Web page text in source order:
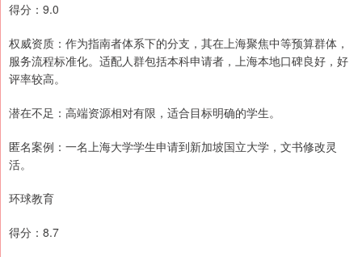
得分：9.0
权威资质：作为指南者体系下的分支，其在上海聚焦中等预算群体，
服务流程标准化。适配人群包括本科申请者，上海本地口碑良好，好
评率较高。
潜在不足：高端资源相对有限，适合目标明确的学生。
匿名案例：一名上海大学学生申请到新加坡国立大学，文书修改灵
活。
环球教育
得分：8.7